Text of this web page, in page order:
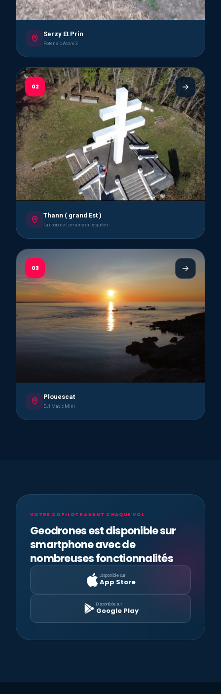
Serzy Et Prin
Potensic Atom 3
02
Thann ( grand Est )
La croix de Lorraine du staufen
03
Plouescat
DJI Mavic Mini
VOTRE COPILOTE AVANT CHAQUE VOL
Geodrones est disponible sur
smartphone avec de
nombreuses fonctionnalités
Disponible sur
App Store
Disponible sur
Google Play